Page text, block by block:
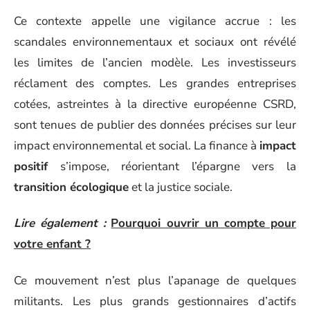
Ce contexte appelle une vigilance accrue : les
scandales environnementaux et sociaux ont révélé
les limites de l’ancien modèle. Les investisseurs
réclament des comptes. Les grandes entreprises
cotées, astreintes à la directive européenne CSRD,
sont tenues de publier des données précises sur leur
impact environnemental et social. La finance à impact
positifs’impose, réorientant l’épargne vers la
transition écologiqueet la justice sociale.
Lire également : Pourquoi ouvrir un compte pour
votre enfant ?
Ce mouvement n’est plus l’apanage de quelques
militants. Les plus grands gestionnaires d’actifs